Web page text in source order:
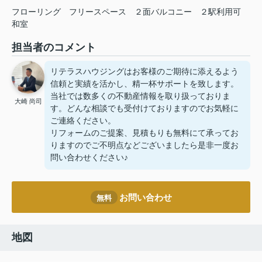
フローリング フリースペース ２面バルコニー
２駅利用可
和室
担当者のコメント
大崎 尚司
リテラスハウジングはお客様のご期待に添えるよう
信頼と実績を活かし、精一杯サポートを致します。
当社では数多くの不動産情報を取り扱っておりま
す。どんな相談でも受付けておりますのでお気軽に
ご連絡ください。
リフォームのご提案、見積もりも無料にて承ってお
りますのでご不明点などございましたら是非一度お
問い合わせください♪
無料 お問い合わせ
地図